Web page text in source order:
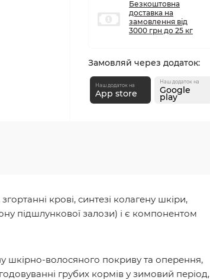
Безкоштовна
доставка на
замовлення від
3000 грн до 25 кг
Замовляй через додаток:
Наш додаток на
App store
Наш додаток на
Google
play
крові, синтезі колагену шкіри,
підшлункової залози) і є компонентом
шкірно-волосяного покриву та оперення,
грубих кормів у зимовий період,